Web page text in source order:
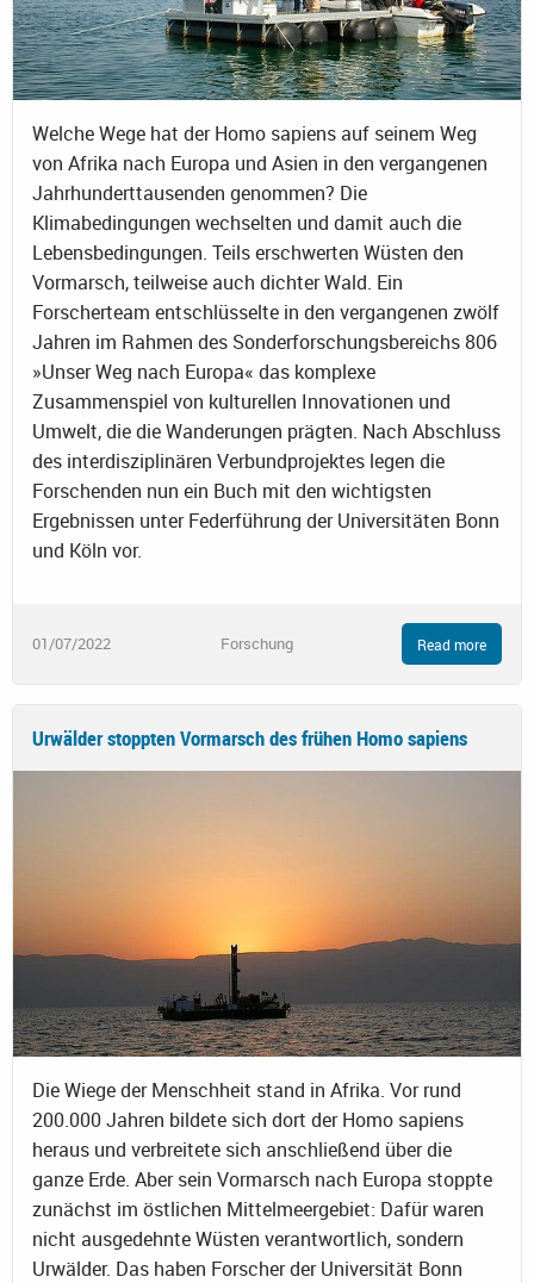
Welche Wege hat der Homo sapiens auf seinem Weg
von Afrika nach Europa und Asien in den vergangenen
Jahrhunderttausenden genommen? Die
Klimabedingungen wechselten und damit auch die
Lebensbedingungen. Teils erschwerten Wüsten den
Vormarsch, teilweise auch dichter Wald. Ein
Forscherteam entschlüsselte in den vergangenen zwölf
Jahren im Rahmen des Sonderforschungsbereichs 806
»Unser Weg nach Europa« das komplexe
Zusammenspiel von kulturellen Innovationen und
Umwelt, die die Wanderungen prägten. Nach Abschluss
des interdisziplinären Verbundprojektes legen die
Forschenden nun ein Buch mit den wichtigsten
Ergebnissen unter Federführung der Universitäten Bonn
und Köln vor.
01/07/2022 Forschung Read more
Urwälder stoppten Vormarsch des frühen Homo sapiens
Die Wiege der Menschheit stand in Afrika. Vor rund
200.000 Jahren bildete sich dort der Homo sapiens
heraus und verbreitete sich anschließend über die
ganze Erde. Aber sein Vormarsch nach Europa stoppte
zunächst im östlichen Mittelmeergebiet: Dafür waren
nicht ausgedehnte Wüsten verantwortlich, sondern
Urwälder. Das haben Forscher der Universität Bonn